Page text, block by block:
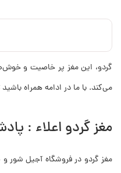
گردو، این مغز پر خاصیت و
می‌کند. با ما در ادامه همراه
مغز گردو اعلاء :
مغز گردو در فروشگاه آجیل شور